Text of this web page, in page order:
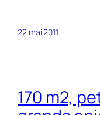
22 mai 2011
170 m2,